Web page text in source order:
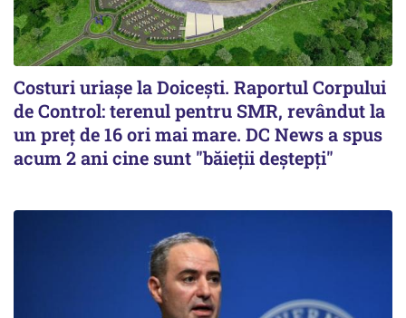
Costuri uriaşe la Doiceşti. Raportul Corpului
de Control: terenul pentru SMR, revândut la
un preţ de 16 ori mai mare. DC News a spus
acum 2 ani cine sunt "băieţii deştepţi"